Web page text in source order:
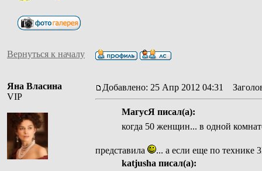
Вернуться к началу
Яна Власина
VIP
Добавлено: 25 Апр 2012 04:31
МагусЯ писал(а):
когда 50 женщин... в одной
представила
... а если еще по технике
katjusha писал(а):